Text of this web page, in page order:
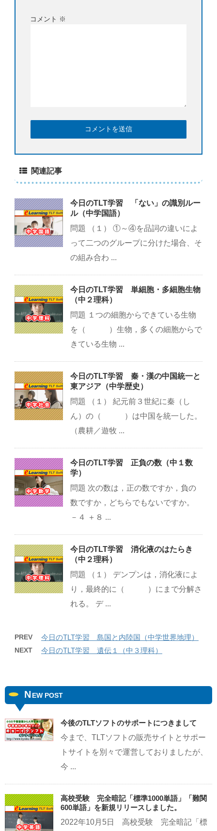
コメント ※
関連記事
今日のTLT学習 「ない」の識別ルー
ル（中学国語）
問題 （１） ①～④を品詞の違いによ
って二つのグループに分けた場合、そ
の組み合わ ...
今日のTLT学習 単細胞・多細胞生物
（中２理科）
問題 １つの細胞からできている生物
を（ ）生物，多くの細胞からで
きている生物 ...
今日のTLT学習 秦・漢の中国統一と
東アジア（中学歴史）
問題 （１） 紀元前３世紀に秦（し
ん）の（ ）は中国を統一した。
（農耕／遊牧 ...
今日のTLT学習 正負の数（中１数
学）
問題 次の数は，正の数ですか，負の
数ですか，どちらでもないですか。
－４ ＋８ ...
今日のTLT学習 消化液のはたらき
（中２理科）
問題 （１） デンプンは，消化液によ
り，最終的に（ ）にまで分解さ
れる。 デ ...
PREV 今日のTLT学習 島国と内陸国（中学世界地理）
NEXT 今日のTLT学習 遺伝１（中３理科）
N EW POST
今後のTLTソフトのサポートにつきまして
今まで、TLTソフトの販売サイトとサポー
トサイトを別々で運営しておりましたが、
今 ...
高校受験 完全暗記「標準1000単語」「難関
600単語」を新規リリースしました。
2022年10月5日 高校受験 完全暗記「標